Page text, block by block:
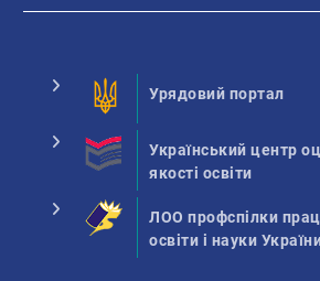
Урядовий портал
Український центр
якості освіти
ЛОО профспілки
освіти і науки